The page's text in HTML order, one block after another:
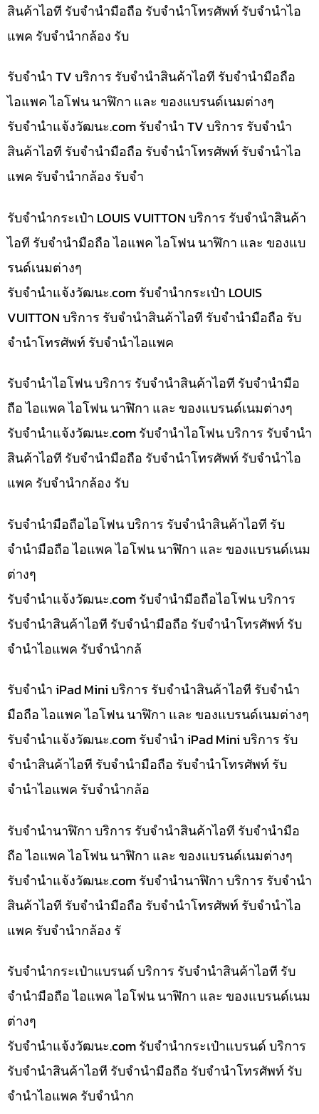
สินค้าไอที รับจำนำมือถือ รับจำนำโทรศัพท์ รับจำนำไอ
แพค รับจำนำกล้อง รับ
รับจำนำ TV บริการ รับจำนำสินค้าไอที รับจำนำมือถือ
ไอแพค ไอโฟน นาฬิกา และ ของแบรนด์เนมต่างๆ
รับจํานําแจ้งวัฒนะ.com รับจำนำ TV บริการ รับจำนำ
สินค้าไอที รับจำนำมือถือ รับจำนำโทรศัพท์ รับจำนำไอ
แพค รับจำนำกล้อง รับจำ
รับจำนำกระเป๋า LOUIS VUITTON บริการ รับจำนำสินค้า
ไอที รับจำนำมือถือ ไอแพค ไอโฟน นาฬิกา และ ของแบ
รนด์เนมต่างๆ
รับจํานําแจ้งวัฒนะ.com รับจำนำกระเป๋า LOUIS
VUITTON บริการ รับจำนำสินค้าไอที รับจำนำมือถือ รับ
จำนำโทรศัพท์ รับจำนำไอแพค
รับจำนำไอโฟน บริการ รับจำนำสินค้าไอที รับจำนำมือ
ถือ ไอแพค ไอโฟน นาฬิกา และ ของแบรนด์เนมต่างๆ
รับจํานําแจ้งวัฒนะ.com รับจำนำไอโฟน บริการ รับจำนำ
สินค้าไอที รับจำนำมือถือ รับจำนำโทรศัพท์ รับจำนำไอ
แพค รับจำนำกล้อง รับ
รับจำนำมือถือไอโฟน บริการ รับจำนำสินค้าไอที รับ
จำนำมือถือ ไอแพค ไอโฟน นาฬิกา และ ของแบรนด์เนม
ต่างๆ
รับจํานําแจ้งวัฒนะ.com รับจำนำมือถือไอโฟน บริการ
รับจำนำสินค้าไอที รับจำนำมือถือ รับจำนำโทรศัพท์ รับ
จำนำไอแพค รับจำนำกล้
รับจำนำ iPad Mini บริการ รับจำนำสินค้าไอที รับจำนำ
มือถือ ไอแพค ไอโฟน นาฬิกา และ ของแบรนด์เนมต่างๆ
รับจํานําแจ้งวัฒนะ.com รับจำนำ iPad Mini บริการ รับ
จำนำสินค้าไอที รับจำนำมือถือ รับจำนำโทรศัพท์ รับ
จำนำไอแพค รับจำนำกล้อ
รับจำนำนาฬิกา บริการ รับจำนำสินค้าไอที รับจำนำมือ
ถือ ไอแพค ไอโฟน นาฬิกา และ ของแบรนด์เนมต่างๆ
รับจํานําแจ้งวัฒนะ.com รับจำนำนาฬิกา บริการ รับจำนำ
สินค้าไอที รับจำนำมือถือ รับจำนำโทรศัพท์ รับจำนำไอ
แพค รับจำนำกล้อง รั
รับจำนำกระเป๋าแบรนด์ บริการ รับจำนำสินค้าไอที รับ
จำนำมือถือ ไอแพค ไอโฟน นาฬิกา และ ของแบรนด์เนม
ต่างๆ
รับจํานําแจ้งวัฒนะ.com รับจำนำกระเป๋าแบรนด์ บริการ
รับจำนำสินค้าไอที รับจำนำมือถือ รับจำนำโทรศัพท์ รับ
จำนำไอแพค รับจำนำก